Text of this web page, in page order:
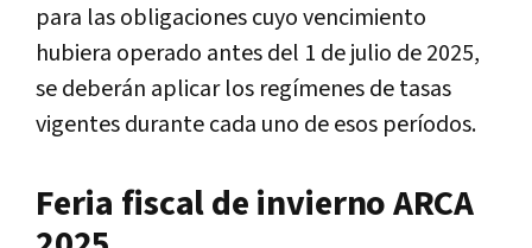
para las obligaciones cuyo vencimiento
hubiera operado antes del 1 de julio de 2025,
se deberán aplicar los regímenes de tasas
vigentes durante cada uno de esos períodos.
Feria fiscal de invierno ARCA